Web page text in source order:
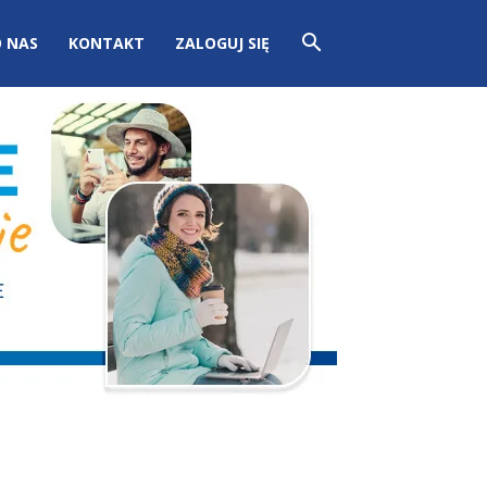
NAS KONTAKT ZALOGUJ SIĘ